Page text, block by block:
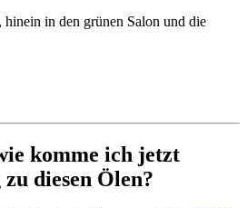
hinein in den grünen Salon und die
komme ich jetzt
zu diesen Ölen?